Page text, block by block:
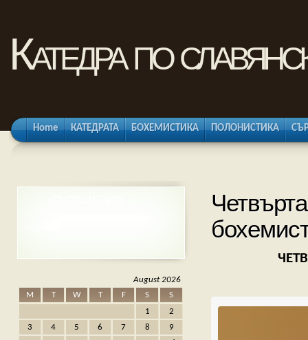
Катедра по
Home КАТЕДРАТА БОХЕМИСТИКА ПОЛОНИСТИКА
August 2026
M
T W T F S
S
1
2
3
4 5 6 7 8
9